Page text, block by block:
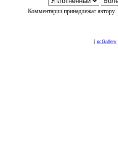
Комментарии принадлежат
[ xcGallery